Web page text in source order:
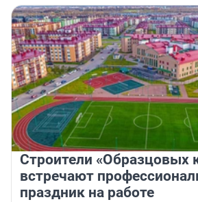
Строители «Образцовых
встречают
праздник на работе